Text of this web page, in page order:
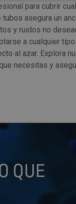
para cubrir
asegura un
y ruidos no
a cualquier
al azar. Explora
necesitas y
QUE